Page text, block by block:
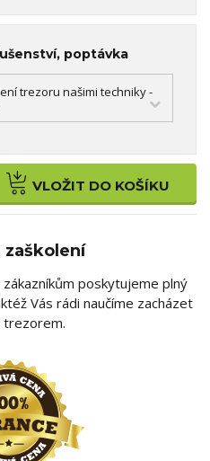
poptávka
trezoru našimi techniky -
VLOŽIT DO KOŠÍKU
zaškolení
poskytujeme plný
Vás rádi naučíme zacházet
trezorem.